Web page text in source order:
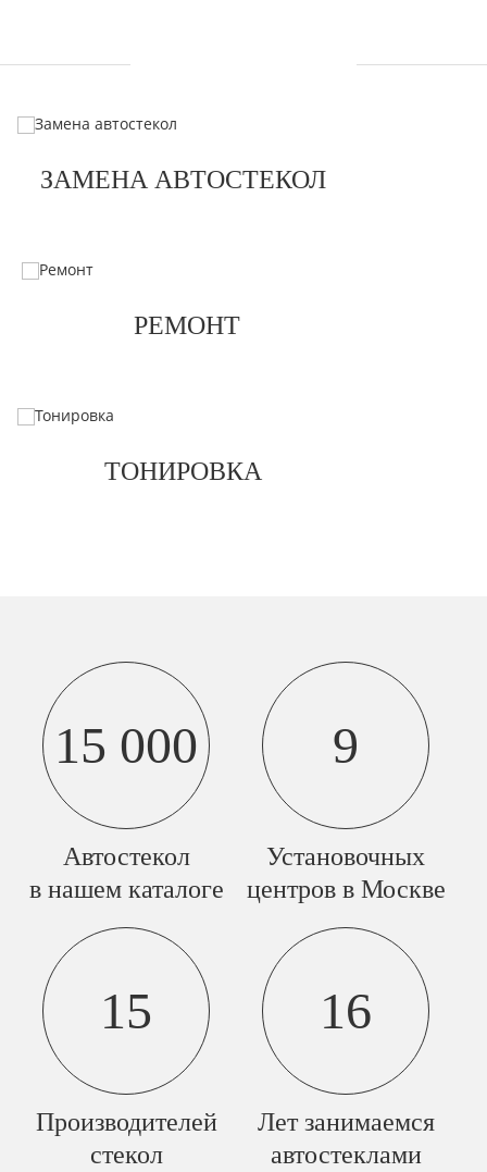
ЗАМЕНА АВТОСТЕКОЛ
РЕМОНТ
ТОНИРОВКА
15 000
Автостекол
в нашем каталоге
9
Установочных
центров в Москве
15
Производителей
стекол
16
Лет занимаемся
автостеклами